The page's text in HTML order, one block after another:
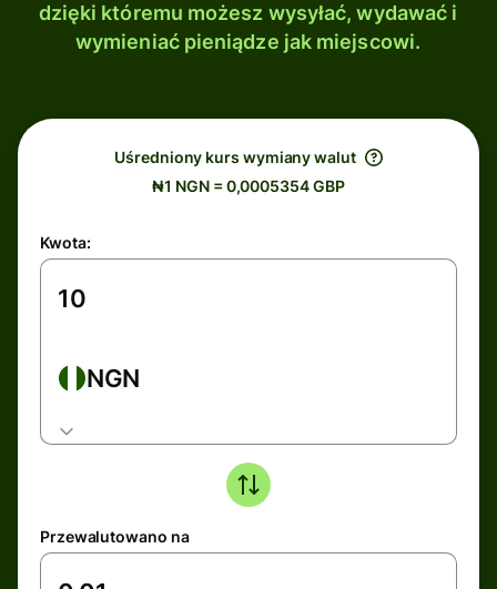
dzięki któremu możesz wysyłać, wydawać i
wymieniać pieniądze jak miejscowi.
Uśredniony kurs wymiany walut
₦1 NGN = 0,0005354 GBP
Kwota:
NGN
Przewalutowano na